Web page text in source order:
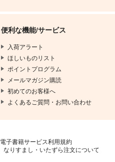
便利な機能/サービス
入荷アラート
ほしいものリスト
ポイントプログラム
メールマガジン購読
初めてのお客様へ
よくあるご質問・お問い合わせ
電子書籍サービス利用規約
なりすまし・いたずら注文について